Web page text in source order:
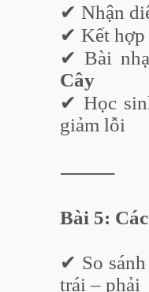
✔ Nhận
✔ Kết hợp
✔ Bài
Cây
✔ Học
giảm lỗi
⸻
Bài 5:
✔ So
trái – phải